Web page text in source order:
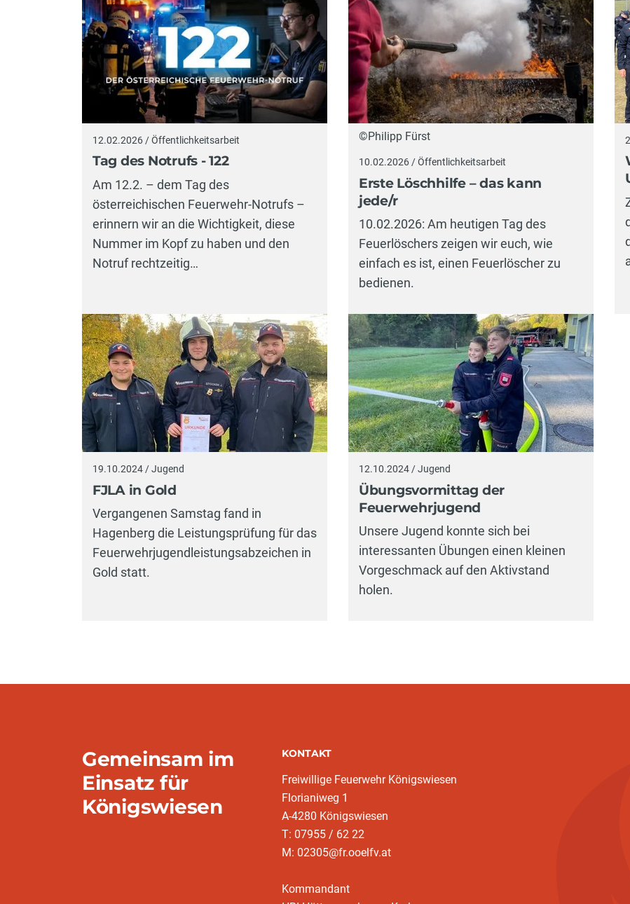
12.02.2026 / Öffentlichkeitsarbeit
Tag des Notrufs - 122
Am 12.2. – dem Tag des
österreichischen Feuerwehr-Notrufs –
erinnern wir an die Wichtigkeit, diese
Nummer im Kopf zu haben und den
Notruf rechtzeitig…
©Philipp Fürst
10.02.2026 / Öffentlichkeitsarbeit
Erste Löschhilfe – das kann
jede/r
10.02.2026: Am heutigen Tag des
Feuerlöschers zeigen wir euch, wie
einfach es ist, einen Feuerlöscher zu
bedienen.
19.10.2024 / Jugend
FJLA in Gold
Vergangenen Samstag fand in
Hagenberg die Leistungsprüfung für das
Feuerwehrjugendleistungsabzeichen in
Gold statt.
12.10.2024 / Jugend
Übungsvormittag der
Feuerwehrjugend
Unsere Jugend konnte sich bei
interessanten Übungen einen kleinen
Vorgeschmack auf den Aktivstand
holen.
Gemeinsam im
Einsatz für
Königswiesen
KONTAKT
Freiwillige Feuerwehr Königswiesen
Florianiweg 1
A-4280 Königswiesen
T: 07955 / 62 22
M: 02305@fr.ooelfv.at
Kommandant